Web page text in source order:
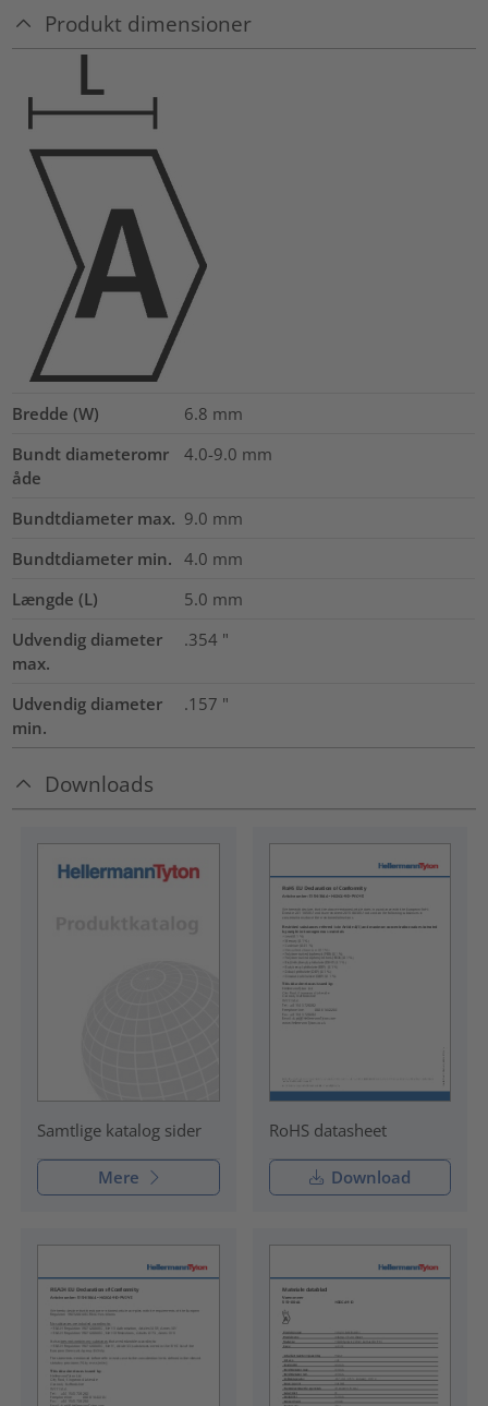
Produkt dimensioner
Bredde (W) 6.8 mm
Bundt diameteromr
åde
4.0-9.0 mm
Bundtdiameter max. 9.0 mm
Bundtdiameter min. 4.0 mm
Længde (L)
5.0 mm
Udvendig diameter
max.
.354 "
Udvendig diameter
min.
.157 "
Downloads
Samtlige katalog sider
Mere
RoHS datasheet
Download